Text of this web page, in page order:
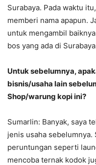
Surabaya. Pada waktu
memberi nama apapun.
untuk mengambil
bos yang ada di
Untuk sebelumnya,
bisnis/usaha lain
Shop/warung kopi ini?
Sumarlin: Banyak, saya
jenis usaha sebelumnya.
peruntungan seperti
mencoba ternak kodok